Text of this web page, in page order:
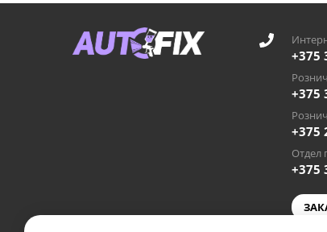
+375
+375
+375
Отдел
+375